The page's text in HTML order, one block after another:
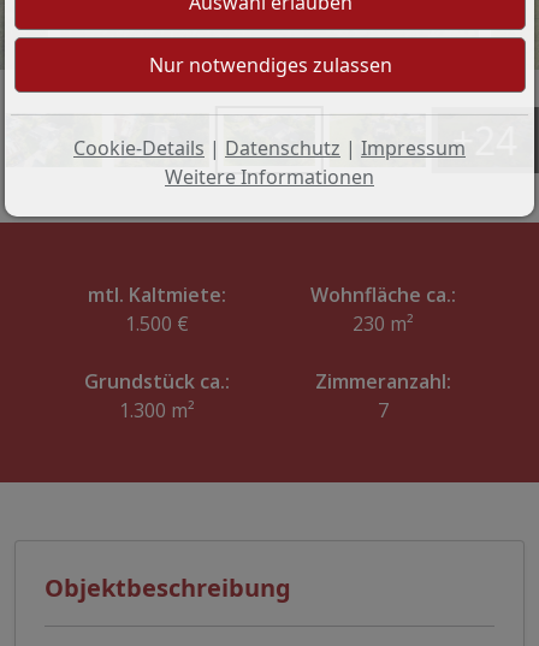
Drohnenbild - Westen
+24
mtl. Kaltmiete:
1.500 €
Wohnfläche ca.:
230 m²
Grundstück ca.:
1.300 m²
Zimmeranzahl:
7
Objektbeschreibung
Cookie-Details | Datenschutz | Impressum
Weitere Informationen